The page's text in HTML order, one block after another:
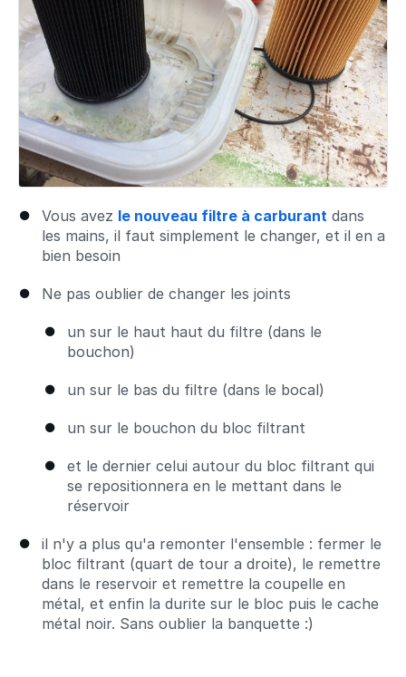
Vous avez le nouveau filtre à carburant dans
les mains, il faut simplement le changer, et il en a
bien besoin
Ne pas oublier de changer les joints
un sur le haut haut du filtre (dans le
bouchon)
un sur le bas du filtre (dans le bocal)
un sur le bouchon du bloc filtrant
et le dernier celui autour du bloc filtrant qui
se repositionnera en le mettant dans le
réservoir
il n'y a plus qu'a remonter l'ensemble : fermer le
bloc filtrant (quart de tour a droite), le remettre
dans le reservoir et remettre la coupelle en
métal, et enfin la durite sur le bloc puis le cache
métal noir. Sans oublier la banquette :)